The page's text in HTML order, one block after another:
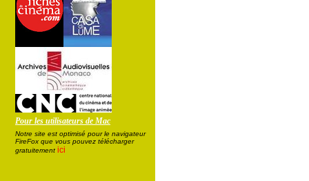
Pour les utilisateurs de Mac
Notre site est optimisé pour le navigateur
FireFox que vous pouvez télécharger
gratuitement ici